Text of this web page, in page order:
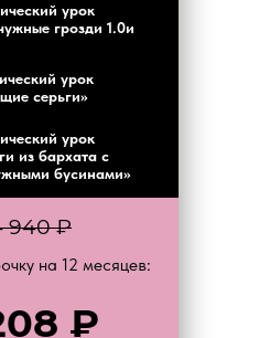
940 ₽
₽
на 12 месяцев:
урок
из бархата с
бусинами»
урок
грозди 1.0и
урок
серьги»